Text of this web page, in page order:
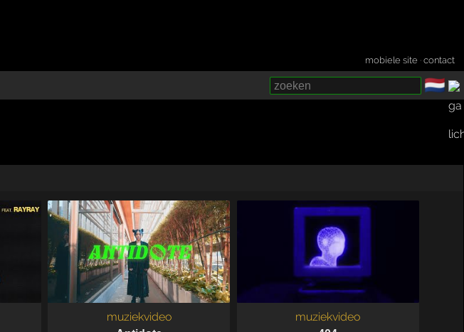
mobiele site ·contact
🇳🇱
muziekvideo muziekvideo